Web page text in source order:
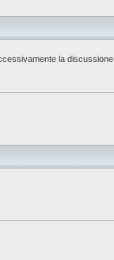
la discussione